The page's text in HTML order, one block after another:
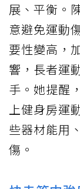
展、平衡。
意避免運動
要性變高，
響，長者運
手。她提醒
上健身房運
些器材能用
傷。